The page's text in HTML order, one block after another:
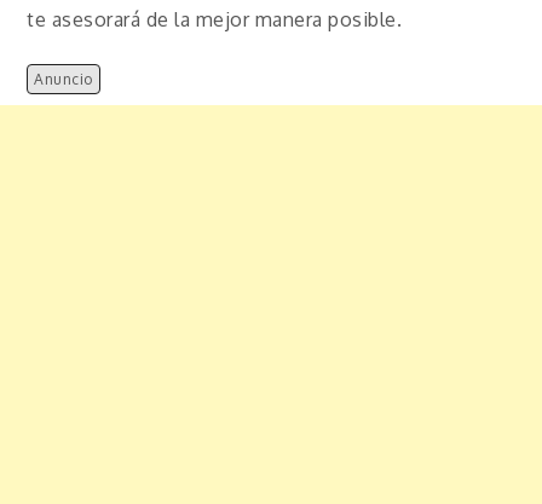
te asesorará de la mejor manera posible.
Anuncio